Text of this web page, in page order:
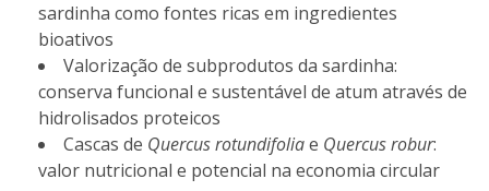
sardinha como fontes ricas em ingredientes
bioativos
Valorização de subprodutos da sardinha:
conserva funcional e sustentável de atum através de
hidrolisados proteicos
Cascas de Quercus rotundifoliae Quercus robur:
valor nutricional e potencial na economia circular